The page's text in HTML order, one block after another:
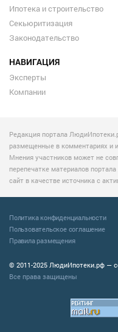
Ипотека и строительство
Секьюритизация
Законодательство
НАВИГАЦИЯ
Эксперты
Компании
Редакция портала
размещенные в комментариях и
Мнения участников может не
перепечатке материалов
сайт в качестве источника с
© 2011-2025 ЛюдиИпотеки.рф —
Все права защищены
Политика конфиденциальности
Пользовательское соглашение
Правила размещения